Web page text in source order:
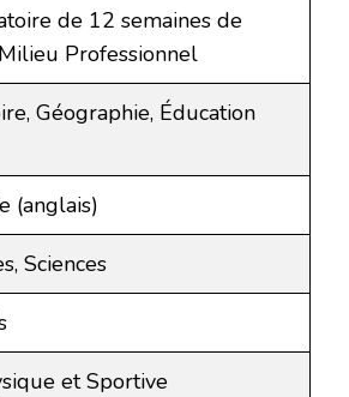
de 12 semaines de
Professionnel
Géographie, Éducation
(anglais)
Sciences
et Sportive